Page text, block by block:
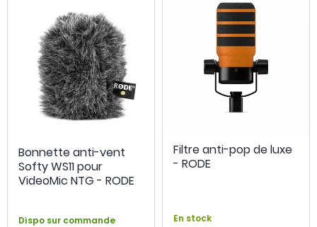
Bonnette anti-vent
Softy WS11 pour
VideoMic NTG - RODE
Dispo sur commande
Filtre anti-pop de luxe
- RODE
En stock